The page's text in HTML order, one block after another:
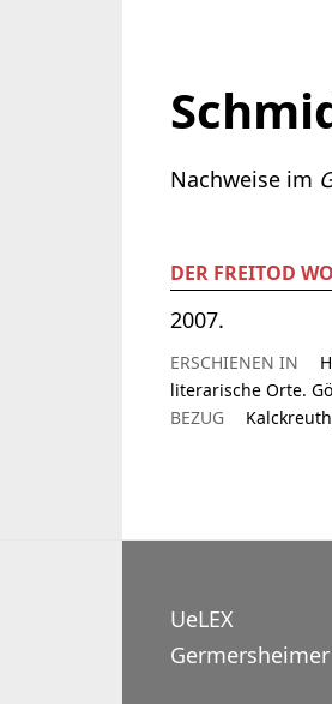
Nachweise im
DER FREITOD
2007.
ERSCHIENEN IN
literarische Orte.
BEZUG
UeLEX